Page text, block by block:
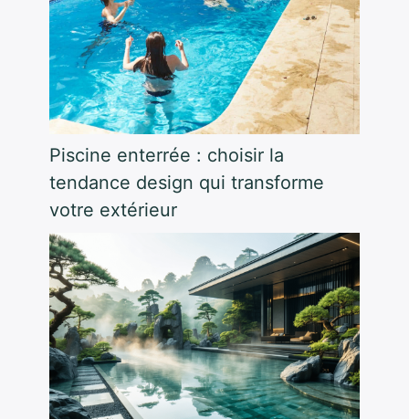
Piscine enterrée : choisir la
tendance design qui transforme
votre extérieur